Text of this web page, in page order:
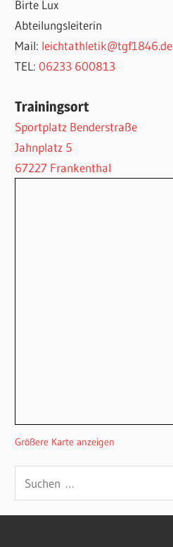
Birte Lux
Abteilungsleiterin
Mail: leichtathletik@tgf1846.de
TEL: 06233 600813
Trainingsort
Sportplatz Benderstraße
Jahnplatz 5
67227 Frankenthal
Größere Karte anzeigen